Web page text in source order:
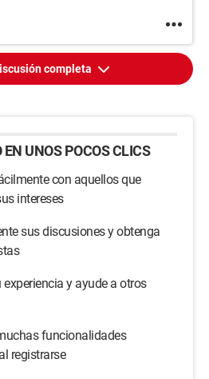
completa
UNOS POCOS CLICS
con aquellos que
intereses
sus discusiones y obtenga
experiencia y ayude a otros
funcionalidades
registrarse